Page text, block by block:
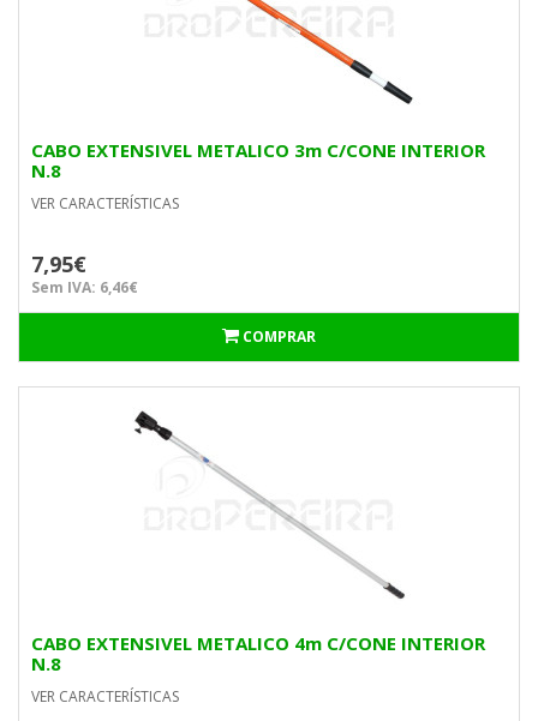
CABO EXTENSIVEL METALICO 3m C/CONE INTERIOR
N.8
VER CARACTERÍSTICAS
7,95€
Sem IVA: 6,46€
COMPRAR
CABO EXTENSIVEL METALICO 4m C/CONE INTERIOR
N.8
VER CARACTERÍSTICAS